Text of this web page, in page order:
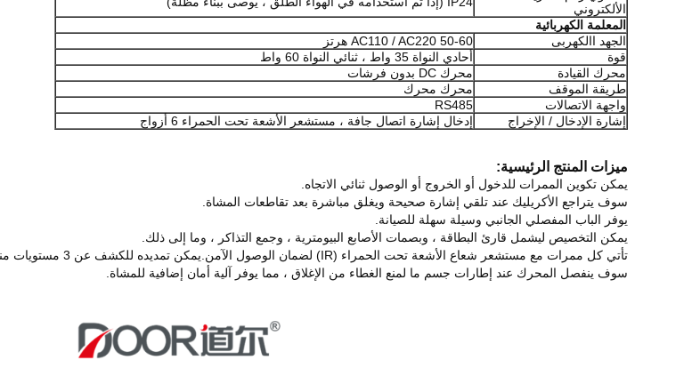
الألكتروني
المعلمة الكهربائية
الجهد االكهربى
AC110 / AC220 50-60 هرتز
قوة
أحادي النواة 35 واط ، ثنائي النواة 60 واط
محرك القيادة
محرك DC بدون فرشات
طريقة الموقف
محرك محرك
واجهة الاتصالات
RS485
إشارة الإدخال / الإخراج
إدخال إشارة اتصال جافة ، مستشعر الأشعة تحت الحمراء 6 أزواج
ميزات المنتج الرئيسية:
يمكن تكوين الممرات للدخول أو الخروج أو الوصول ثنائي الاتجاه.
سوف يتراجع الأكريليك عند تلقي إشارة صحيحة ويغلق مباشرة بعد تقاطعات المشاة.
يوفر الباب المفصلي الجانبي وسيلة سهلة للصيانة.
يمكن التخصيص ليشمل قارئ البطاقة ، وبصمات الأصابع البيومترية ، وجمع التذاكر ، وما إلى ذلك.
تأتي كل ممرات مع مستشعر شعاع الأشعة تحت الحمراء (IR) لضمان الوصول الآمن.يمكن تمديده للكشف عن 3 مستويات من
سوف ينفصل المحرك عند إطارات جسم ما لمنع الغطاء من الإغلاق ، مما يوفر آلية أمان إضافية للمشاة.